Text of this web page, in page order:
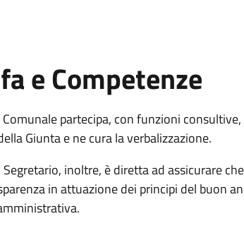
e Competenze
partecipa, con funzioni
Giunta e ne cura la verbalizzazione.
inoltre, è diretta ad assicurare
in attuazione dei principi del buon